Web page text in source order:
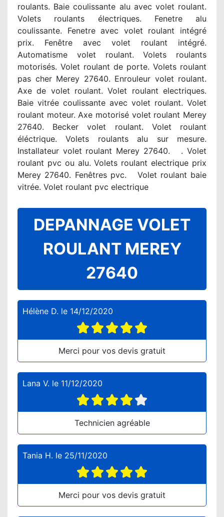
roulants. Baie coulissante alu avec volet roulant.
Volets roulants électriques. Fenetre alu
coulissante. Fenetre avec volet roulant intégré
prix. Fenêtre avec volet roulant intégré.
Automatisme volet roulant. Volets roulants
motorisés. Volet roulant de porte. Volets roulant
pas cher Merey 27640. Enrouleur volet roulant.
Axe de volet roulant. Volet roulant electriques.
Baie vitrée coulissante avec volet roulant. Volet
roulant moteur. Axe motorisé volet roulant Merey
27640. Becker volet roulant. Volet roulant
éléctrique. Volets roulants alu sur mesure.
Installateur volet roulant Merey 27640. . Volet
roulant pvc ou alu. Volets roulant electrique prix
Merey 27640. Fenêtres pvc. Volet roulant baie
vitrée. Volet roulant pvc electrique
DEPANNAGE VOLET
ROULANT MEREY
27640
Hélène D. le 14/12/2020
Merci pour vos devis gratuit
Lana V. le 11/12/2020
Technicien agréable
Tania H. le 25/11/2020
Merci pour vos devis gratuit